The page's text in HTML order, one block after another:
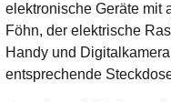
elektronische Geräte mit
Föhn, der elektrische
Handy und
entsprechende